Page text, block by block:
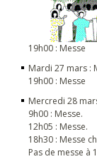
19h00 : Messe
Mardi 27 mars :
19h00 : Messe
Mercredi 28
9h00 : Messe.
12h05 : Messe.
18h30 : Messe
Pas de messe à